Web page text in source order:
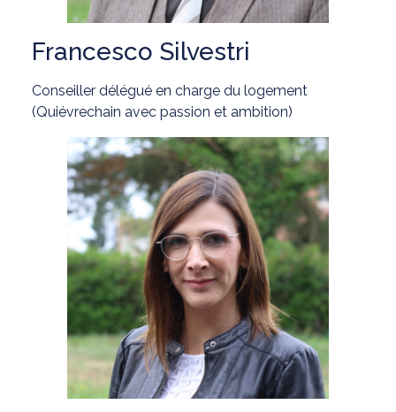
Francesco Silvestri
Conseiller délégué en charge du logement
(Quiévrechain avec passion et ambition)